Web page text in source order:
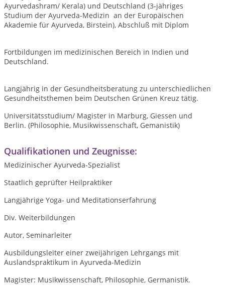
Ayurvedashram/ Kerala) und Deutschland (3-jähriges
Studium der Ayurveda-Medizin an der Europäischen
Akademie für Ayurveda, Birstein), Abschluß mit Diplom
Fortbildungen im medizinischen Bereich in Indien und
Deutschland.
Langjährig in der Gesundheitsberatung zu unterschiedlichen
Gesundheitsthemen beim Deutschen Grünen Kreuz tätig.
Universitätsstudium/ Magister in Marburg, Giessen und
Berlin. (Philosophie, Musikwissenschaft, Gemanistik)
Qualifikationen und Zeugnisse:
Medizinischer Ayurveda-Spezialist
Staatlich geprüfter Heilpraktiker
Langjährige Yoga- und Meditationserfahrung
Div. Weiterbildungen
Autor, Seminarleiter
Ausbildungsleiter einer zweijährigen Lehrgangs mit
Auslandspraktikum in Ayurveda-Medizin
Magister: Musikwissenschaft, Philosophie, Germanistik.